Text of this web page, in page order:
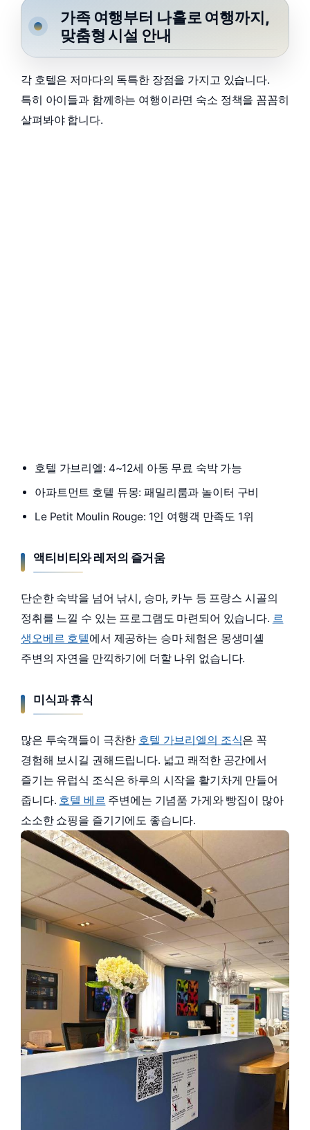
가족 여행부터 나홀로 여행까지,
맞춤형 시설 안내
각 호텔은 저마다의 독특한 장점을 가지고 있습니다.
특히 아이들과 함께하는 여행이라면 숙소 정책을 꼼꼼히
살펴봐야 합니다.
호텔 가브리엘: 4~12세 아동 무료 숙박 가능
아파트먼트 호텔 듀몽: 패밀리룸과 놀이터 구비
Le Petit Moulin Rouge: 1인 여행객 만족도 1위
액티비티와 레저의 즐거움
단순한 숙박을 넘어 낚시, 승마, 카누 등 프랑스 시골의
정취를 느낄 수 있는 프로그램도 마련되어 있습니다. 르
생오베르 호텔에서 제공하는 승마 체험은 몽생미셸
주변의 자연을 만끽하기에 더할 나위 없습니다.
미식과 휴식
많은 투숙객들이 극찬한 호텔 가브리엘의 조식은 꼭
경험해 보시길 권해드립니다. 넓고 쾌적한 공간에서
즐기는 유럽식 조식은 하루의 시작을 활기차게 만들어
줍니다. 호텔 베르 주변에는 기념품 가게와 빵집이 많아
소소한 쇼핑을 즐기기에도 좋습니다.